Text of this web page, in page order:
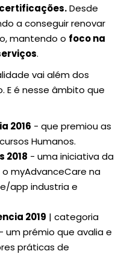
Desde
a conseguir renovar
mantendo o foco na
.
vai além dos
E é nesse âmbito que
2016 - que premiou as
Humanos.
2018 - uma iniciativa da
o myAdvanceCare na
app industria e
2019 | categoria
um prémio que avalia e
práticas de